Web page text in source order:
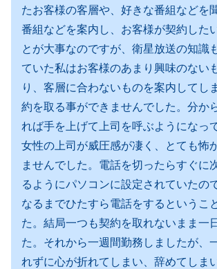
たお客様の客層や、好きな番組などを
番組などを案内し、お客様が契約した
とが大事なのですが、衛星放送の知識
ていた私はお客様のあまり興味のない
り、客層に合わないものを案内してし
約を取る事ができませんでした。分か
れば手を上げて上司を呼ぶようになっ
女性の上司が威圧感が凄く、とても怖
ませんでした。電話を切ったらすぐに
るようにパソコンに設定されていたの
なるまでひたすら電話をするというこ
た。結局一つも契約を取れないまま一
た。それから一週間勤務しましたが、
れずに心が折れてしまい、辞めてしま